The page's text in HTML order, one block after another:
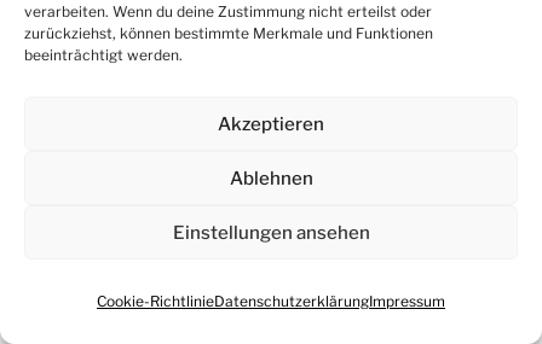
verarbeiten. Wenn du deine Zustimmung nicht erteilst oder
zurückziehst, können bestimmte Merkmale und Funktionen
beeinträchtigt werden.
Akzeptieren
Ablehnen
Einstellungen ansehen
Cookie-RichtlinieDatenschutzerklärungImpressum
© 2026Wein Notizen & mehr – Blog
Ein Theme von